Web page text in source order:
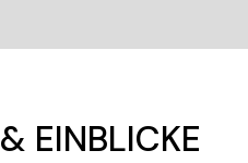
EINBLICKE